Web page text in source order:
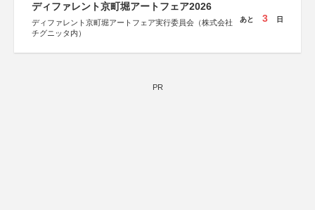
ディファレント京町堀アートフェア2026
ディファレント京町堀アートフェア実行委員会（株式会社
チグニッタ内）
あと 3 日
PR